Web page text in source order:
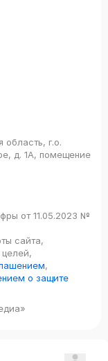
г.о.
д. 1А, помещение
от 11.05.2023 №
сайта,
,
о защите